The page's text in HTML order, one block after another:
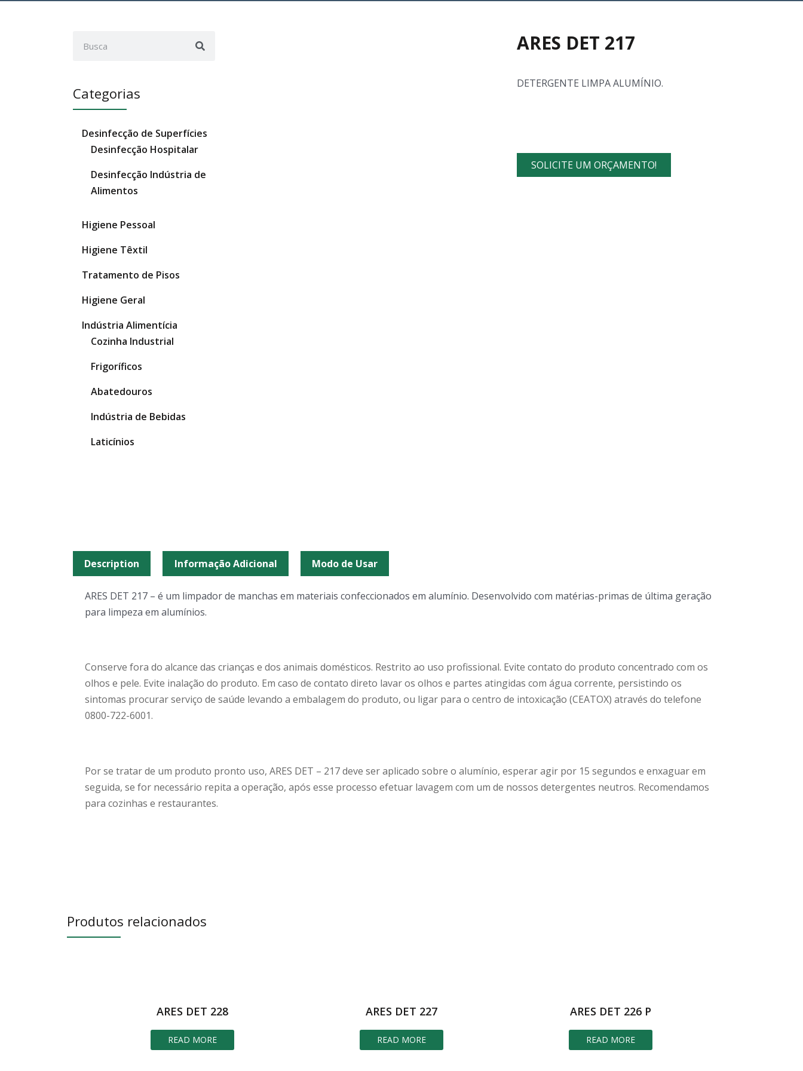
Categorias
Desinfecção de Superfícies
Desinfecção Hospitalar
Desinfecção Indústria de
Alimentos
Higiene Pessoal
Higiene Têxtil
Tratamento de Pisos
Higiene Geral
Indústria Alimentícia
Cozinha Industrial
Frigoríficos
Abatedouros
Indústria de Bebidas
Laticínios
ARES DET 217
DETERGENTE LIMPA ALUMÍNIO.
SOLICITE UM ORÇAMENTO!
Description Informação Adicional Modo de Usar
ARES DET 217 – é um limpador de manchas em materiais confeccionados em alumínio. Desenvolvido com matérias-primas de última geração
para limpeza em alumínios.
Conserve fora do alcance das crianças e dos animais domésticos. Restrito ao uso profissional. Evite contato do produto concentrado com os
olhos e pele. Evite inalação do produto. Em caso de contato direto lavar os olhos e partes atingidas com água corrente, persistindo os
sintomas procurar serviço de saúde levando a embalagem do produto, ou ligar para o centro de intoxicação (CEATOX) através do telefone
0800-722-6001.
Por se tratar de um produto pronto uso, ARES DET – 217 deve ser aplicado sobre o alumínio, esperar agir por 15 segundos e enxaguar em
seguida, se for necessário repita a operação, após esse processo efetuar lavagem com um de nossos detergentes neutros. Recomendamos
para cozinhas e restaurantes.
Produtos relacionados
ARES DET 228
READ MORE
ARES DET 227
READ MORE
ARES DET 226 P
READ MORE